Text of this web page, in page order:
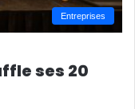
Entreprises
ses 20